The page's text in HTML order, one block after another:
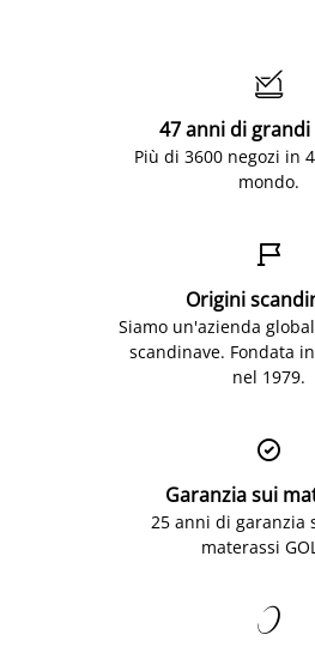

47 anni di
Più di 3600 negozi in
mondo.

Origini
Siamo un'azienda
scandinave. Fondata
nel 1979.

Garanzia sui
25 anni di garanzia
materassi
